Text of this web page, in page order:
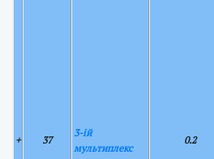
+ 37
3-ій
мультиплекс
0.2